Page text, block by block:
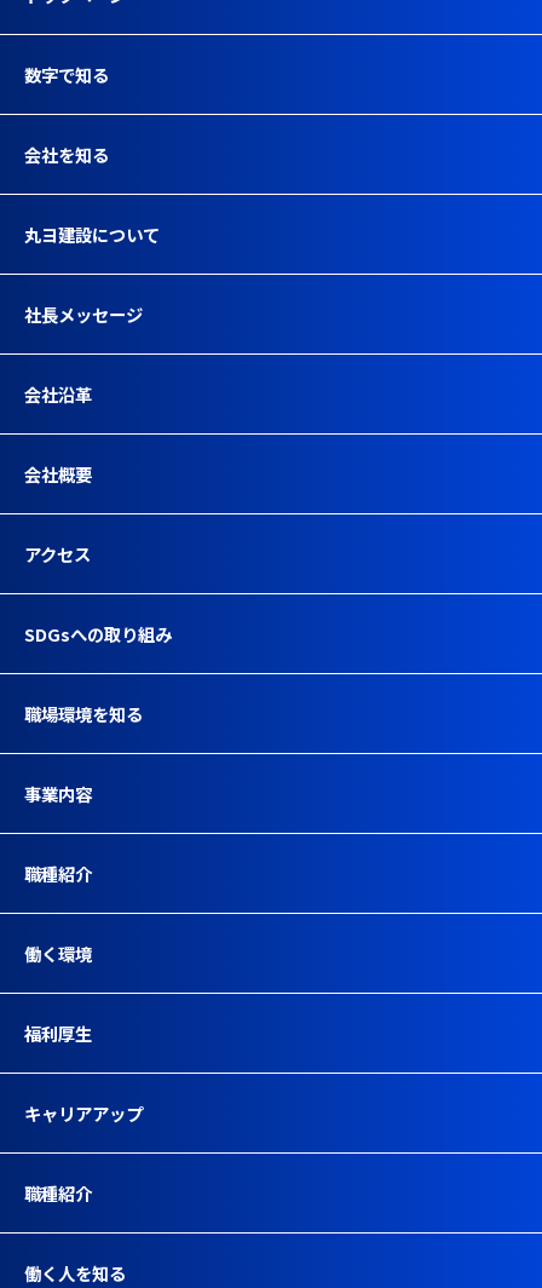
数字で知る
会社を知る
丸ヨ建設について
社長メッセージ
会社沿革
会社概要
アクセス
SDGsへの取り組み
職場環境を知る
事業内容
職種紹介
働く環境
福利厚生
キャリアアップ
職種紹介
働く人を知る